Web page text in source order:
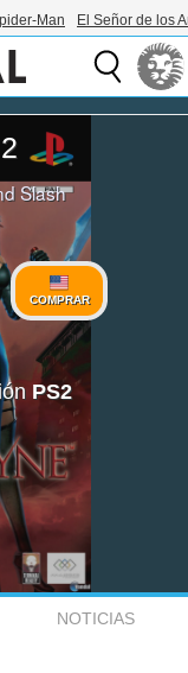
Man El Señor de los
Slash
COMPRAR
PS2
NOTICIAS